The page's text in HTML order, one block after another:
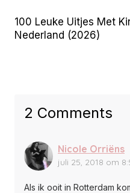
100 Leuke Uitjes Met
Nederland (2026)
2 Comments
Nicole Orriëns
juli 25, 2018 om
Als ik ooit in Rotterdam